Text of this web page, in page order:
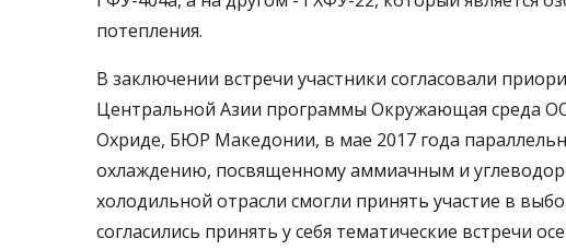
потепления.
В заключении встречи участники согласовали
Центральной Азии программы Окружающая среда
Охриде, БЮР Македонии, в мае 2017 года
охлаждению, посвященному аммиачным и
холодильной отрасли смогли принять участие в
согласились принять у себя тематические встречи